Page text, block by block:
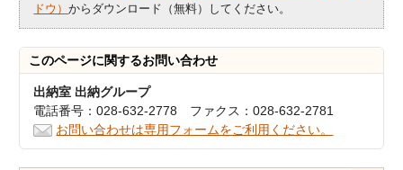
ドウ）からダウンロード（無料）してください。
このページに関するお問い合わせ
出納室 出納グループ
電話番号：028-632-2778 ファクス：028-632-2781
お問い合わせは専用フォームをご利用ください。